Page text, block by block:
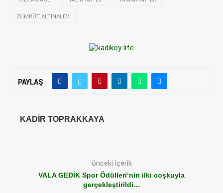
ZÜMRÜT ALTINALEV
PAYLAŞ
KADIR TOPRAKKAYA
önceki içerik
VALA GEDİK Spor Ödülleri’nin ilki coşkuyla
gerçekleştirildi…